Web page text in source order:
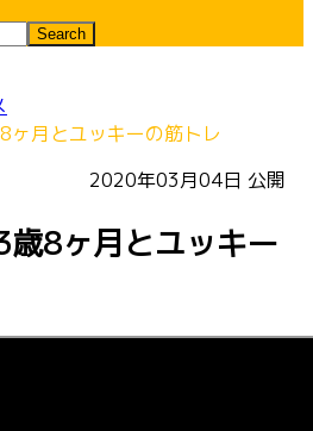
ヶ月とユッキーの筋トレ
2020年03月04日 公開
歳8ヶ月とユッキー